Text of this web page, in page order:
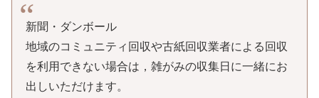
新聞・ダンボール
地域のコミュニティ回収や古紙回収業者による回収
を利用できない場合は，雑がみの収集日に一緒にお
出しいただけます。